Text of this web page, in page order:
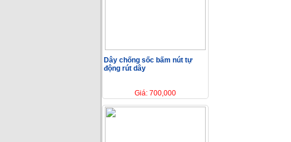
Dây chống sốc bấm nút tự
động rút dây
Giá: 700,000